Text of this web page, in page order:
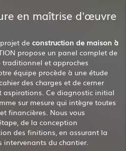
en maîtrise d'œuvre
de construction de maison à
propose un panel complet de
et approches
équipe procède à une étude
des charges et de cerner
aspirations. Ce diagnostic initial
sur mesure qui intègre toutes
financières. Nous vous
de la conception
des finitions, en assurant la
du chantier.